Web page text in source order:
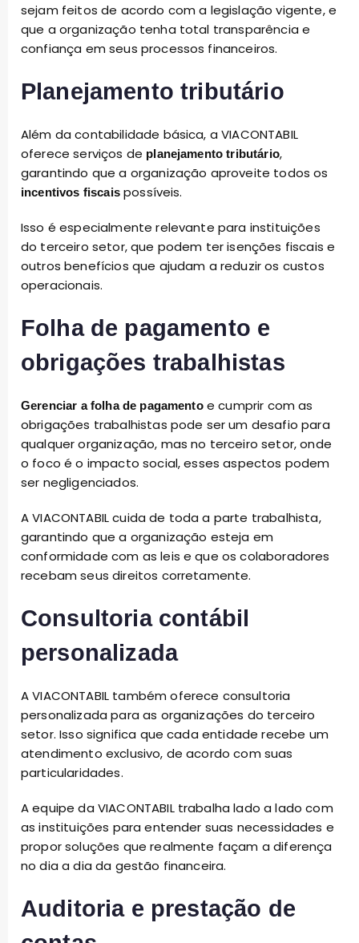
sejam feitos de acordo com a legislação vigente, e
que a organização tenha total transparência e
confiança em seus processos financeiros.
Planejamento tributário
Além da contabilidade básica, a VIACONTABIL
oferece serviços de planejamento tributário,
garantindo que a organização aproveite todos os
incentivos fiscaispossíveis.
Isso é especialmente relevante para instituições
do terceiro setor, que podem ter isenções fiscais e
outros benefícios que ajudam a reduzir os custos
operacionais.
Folha de pagamento e
obrigações trabalhistas
Gerenciar a folha de pagamentoe cumprir com as
obrigações trabalhistas pode ser um desafio para
qualquer organização, mas no terceiro setor, onde
o foco é o impacto social, esses aspectos podem
ser negligenciados.
A VIACONTABIL cuida de toda a parte trabalhista,
garantindo que a organização esteja em
conformidade com as leis e que os colaboradores
recebam seus direitos corretamente.
Consultoria contábil
personalizada
A VIACONTABIL também oferece consultoria
personalizada para as organizações do terceiro
setor. Isso significa que cada entidade recebe um
atendimento exclusivo, de acordo com suas
particularidades.
A equipe da VIACONTABIL trabalha lado a lado com
as instituições para entender suas necessidades e
propor soluções que realmente façam a diferença
no dia a dia da gestão financeira.
Auditoria e prestação de